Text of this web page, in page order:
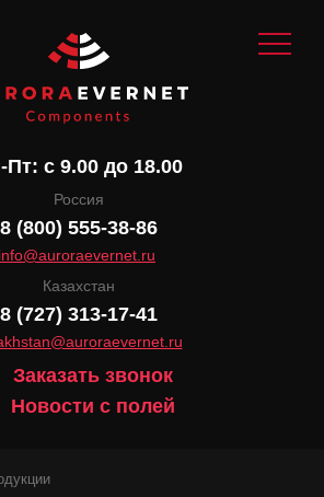
Пт: с 9.00 до 18.00
Россия
8 (800) 555-38-86
info@auroraevernet.ru
Казахстан
8 (727) 313-17-41
Заказать звонок
Новости с полей